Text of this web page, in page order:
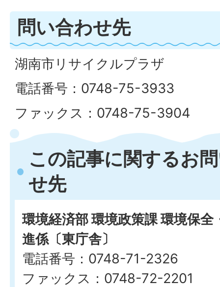
問い合わせ先
湖南市リサイクルプラザ
電話番号：0748-75-3933
ファックス：0748-75-3904
この記事に関するお
せ先
環境経済部 環境政策課 環境保
進係〔東庁舎〕
電話番号：0748-71-2326
ファックス：0748-72-2201